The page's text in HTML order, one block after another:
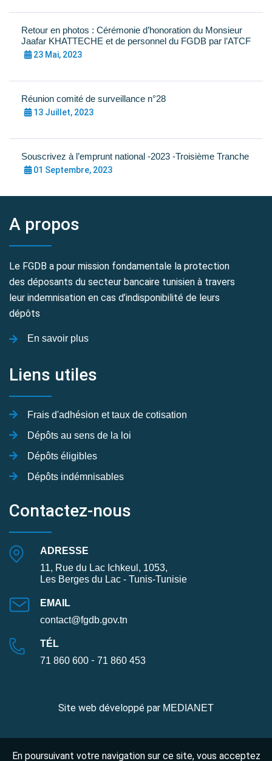
Retour en photos : Cérémonie d’honoration du Monsieur
Jaafar KHATTECHE et de personnel du FGDB par l’ATCF
23 Mai, 2023
Réunion comité de surveillance n°28
13 Juillet, 2023
Souscrivez à l’emprunt national -2023 -Troisième Tranche
01 Septembre, 2023
A propos
Le FGDB a pour mission fondamentale la protection
des déposants du secteur bancaire tunisien à travers
leur indemnisation en cas d’indisponibilité de leurs
dépôts
En savoir plus
Liens utiles
Frais d'adhésion et taux de cotisation
Dépôts au sens de la loi
Dépôts éligibles
Dépôts indémnisables
Contactez-nous
ADRESSE
11, Rue du Lac Ichkeul, 1053,
Les Berges du Lac - Tunis-Tunisie
EMAIL
contact@fgdb.gov.tn
TÉL
71 860 600 - 71 860 453
Site web développé par MEDIANET
En poursuivant votre navigation sur ce site, vous acceptez